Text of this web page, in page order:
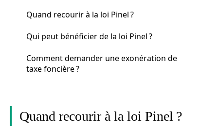
Quand recourir à la loi Pinel ?
Qui peut bénéficier de la loi Pinel ?
Comment demander une exonération de
taxe foncière ?
Quand recourir à la loi Pinel ?